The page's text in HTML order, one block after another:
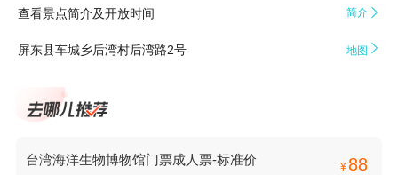
查看景点简介及开放时间 简介 
屏东县车城乡后湾村后湾路2号 地图 
台湾海洋生物博物馆门票成人票-标准价 ¥ 88